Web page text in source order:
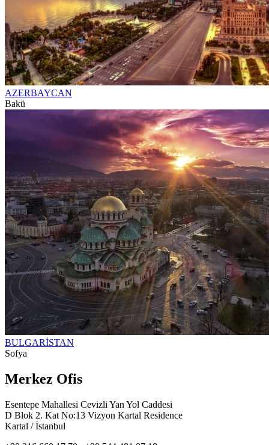
AZERBAYCAN
Bakü
BULGARİSTAN
Sofya
Merkez Ofis
Esentepe Mahallesi Cevizli Yan Yol Caddesi
D Blok 2. Kat No:13 Vizyon Kartal Residence
Kartal / İstanbul